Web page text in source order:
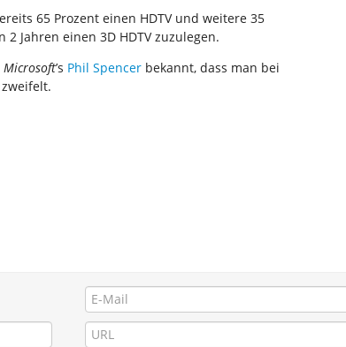
65 Prozent einen HDTV und weitere 35
Jahren einen 3D HDTV zuzulegen.
Microsoft’s Phil Spencer bekannt, dass man bei